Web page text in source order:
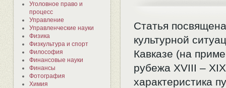
Уголовное право и
процесс
Управление
Управленческие науки
Физика
Физкультура и спорт
Философия
Финансовые науки
Финансы
Фотография
Химия
Статья
культурной
Кавказе (на
рубежа XVIII –
характеристика